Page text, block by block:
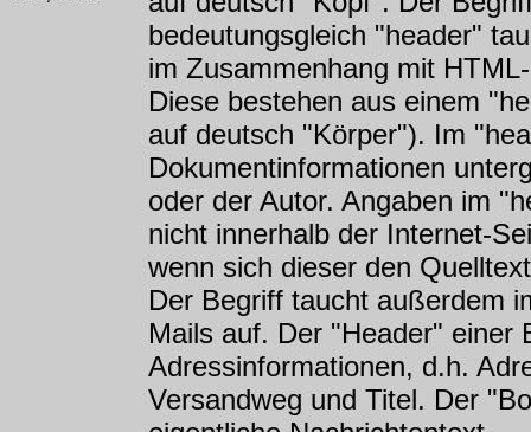
bedeutungsgleich "header"
im Zusammenhang mit
Diese bestehen aus einem
auf deutsch "Körper"). Im
Dokumentinformationen
oder der Autor. Angaben im
nicht innerhalb der Internet-
wenn sich dieser den
Der Begriff taucht außerdem
Mails auf. Der "Header" einer
Adressinformationen, d.h.
Versandweg und Titel. Der